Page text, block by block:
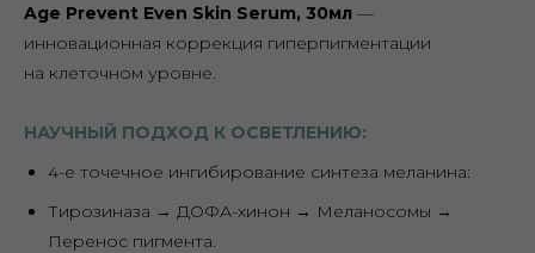
Age Prevent Even Skin Serum, 30мл —
инновационная коррекция гиперпигментации
на клеточном уровне.
НАУЧНЫЙ ПОДХОД К ОСВЕТЛЕНИЮ:
4-е точечное ингибирование синтеза меланина:
Тирозиназа → ДОФА-хинон → Меланосомы →
Перенос пигмента.